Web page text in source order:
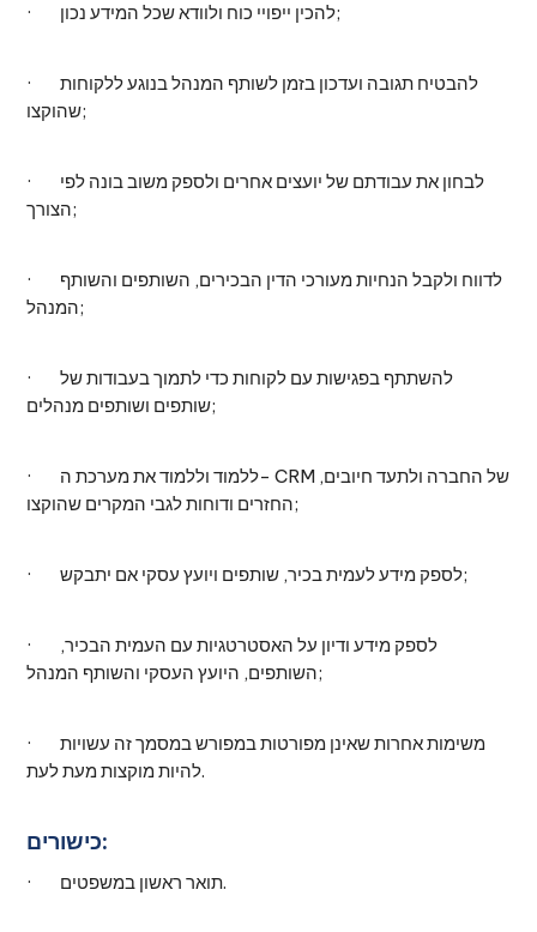
· להכין ייפויי כוח ולוודא שכל המידע נכון;
· להבטיח תגובה ועדכון בזמן לשותף המנהל בנוגע ללקוחות
שהוקצו;
· לבחון את עבודתם של יועצים אחרים ולספק משוב בונה לפי
הצורך;
· לדווח ולקבל הנחיות מעורכי הדין הבכירים, השותפים והשותף
המנהל;
· להשתתף בפגישות עם לקוחות כדי לתמוך בעבודות של
שותפים ושותפים מנהלים;
· ללמוד וללמוד את מערכת ה- CRM של החברה ולתעד חיובים,
החזרים ודוחות לגבי המקרים שהוקצו;
· לספק מידע לעמית בכיר, שותפים ויועץ עסקי אם יתבקש;
· לספק מידע ודיון על האסטרטגיות עם העמית הבכיר,
השותפים, היועץ העסקי והשותף המנהל;
· משימות אחרות שאינן מפורטות במפורש במסמך זה עשויות
להיות מוקצות מעת לעת.
כישורים:
· תואר ראשון במשפטים.